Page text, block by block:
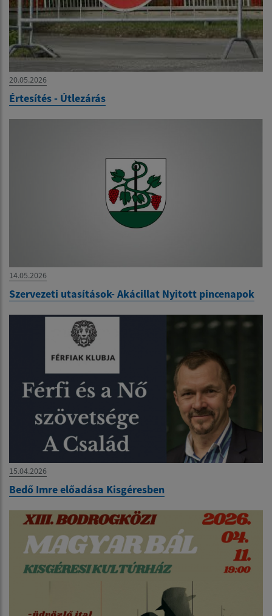
20.05.2026
Értesítés - Útlezárás
14.05.2026
Szervezeti utasítások- Akácillat Nyitott pincenapok
15.04.2026
Bedő Imre előadása Kisgéresben